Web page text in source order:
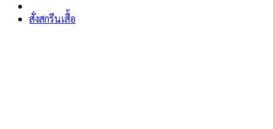
สั่งสกรีนเสื้อ